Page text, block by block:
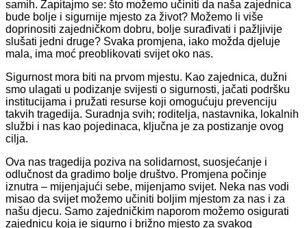
samih. Zapitajmo se: što možemo učiniti da naša zajednica
bude bolje i sigurnije mjesto za život? Možemo li više
doprinositi zajedničkom dobru, bolje surađivati i pažljivije
slušati jedni druge? Svaka promjena, iako možda djeluje
mala, ima moć preoblikovati svijet oko nas.
Sigurnost mora biti na prvom mjestu. Kao zajednica, dužni
smo ulagati u podizanje svijesti o sigurnosti, jačati podršku
institucijama i pružati resurse koji omogućuju prevenciju
takvih tragedija. Suradnja svih; roditelja, nastavnika, lokalnih
službi i nas kao pojedinaca, ključna je za postizanje ovog
cilja.
Ova nas tragedija poziva na solidarnost, suosjećanje i
odlučnost da gradimo bolje društvo. Promjena počinje
iznutra – mijenjajući sebe, mijenjamo svijet. Neka nas vodi
misao da svijet možemo učiniti boljim mjestom za nas i za
našu djecu. Samo zajedničkim naporom možemo osigurati
zajednicu koja je sigurno i brižno mjesto za svakog